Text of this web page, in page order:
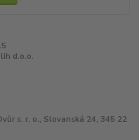
d.o.o.
s. r. o., Slovanská 24, 345 22